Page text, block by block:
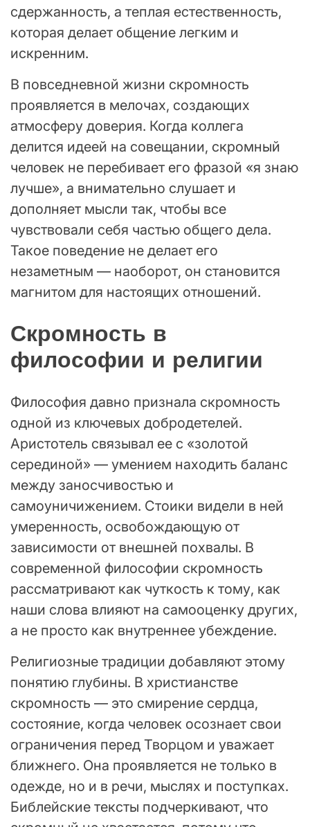
сдержанность, а теплая естественность,
которая делает общение легким и
искренним.
В повседневной жизни скромность
проявляется в мелочах, создающих
атмосферу доверия. Когда коллега
делится идеей на совещании, скромный
человек не перебивает его фразой «я знаю
лучше», а внимательно слушает и
дополняет мысли так, чтобы все
чувствовали себя частью общего дела.
Такое поведение не делает его
незаметным — наоборот, он становится
магнитом для настоящих отношений.
Скромность в
философии и религии
Философия давно признала скромность
одной из ключевых добродетелей.
Аристотель связывал ее с «золотой
серединой» — умением находить баланс
между заносчивостью и
самоуничижением. Стоики видели в ней
умеренность, освобождающую от
зависимости от внешней похвалы. В
современной философии скромность
рассматривают как чуткость к тому, как
наши слова влияют на самооценку других,
а не просто как внутреннее убеждение.
Религиозные традиции добавляют этому
понятию глубины. В христианстве
скромность — это смирение сердца,
состояние, когда человек осознает свои
ограничения перед Творцом и уважает
ближнего. Она проявляется не только в
одежде, но и в речи, мыслях и поступках.
Библейские тексты подчеркивают, что